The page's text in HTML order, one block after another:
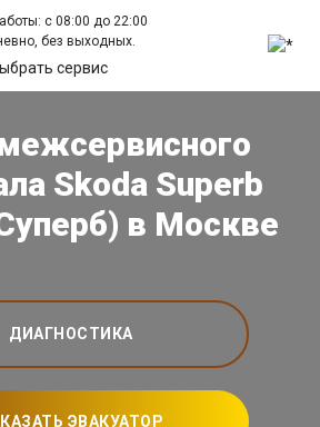
с 08:00 до 22:00
без выходных.
сервис
Skoda Superb
в Москве
ДИАГНОСТИКА
ЭВАКУАТОР